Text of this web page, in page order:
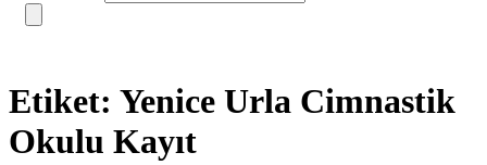
Etiket: Yenice Urla Cimnastik
Okulu Kayıt